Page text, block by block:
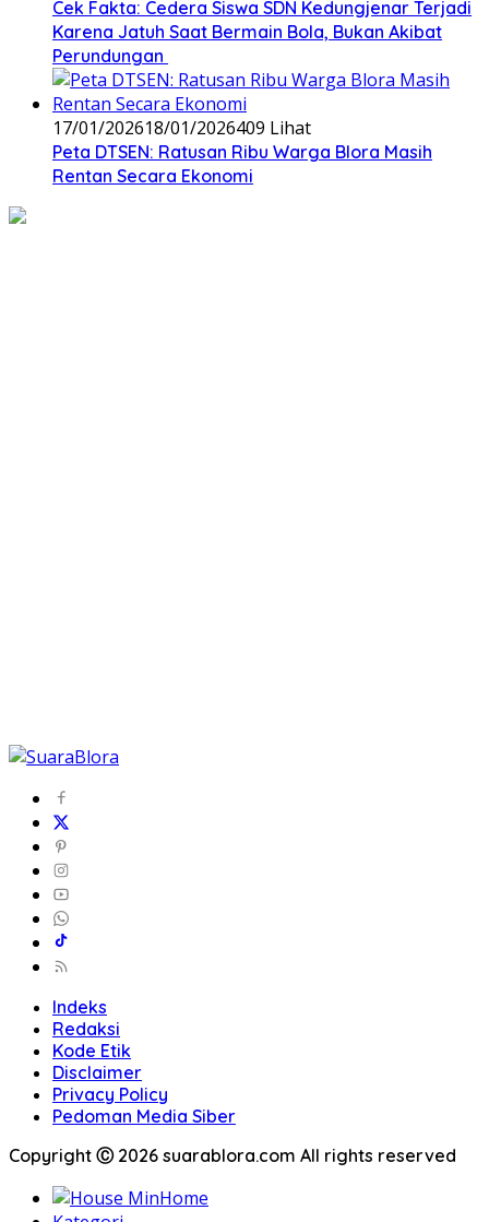
Cek Fakta: Cedera Siswa SDN Kedungjenar Terjadi
Karena Jatuh Saat Bermain Bola, Bukan Akibat
Perundungan ‎
17/01/202618/01/2026409 Lihat
‎Peta DTSEN: Ratusan Ribu Warga Blora Masih
Rentan Secara Ekonomi
Indeks
Redaksi
Kode Etik
Disclaimer
Privacy Policy
Pedoman Media Siber
Copyright Ⓒ 2026 suarablora.com All rights reserved
Home